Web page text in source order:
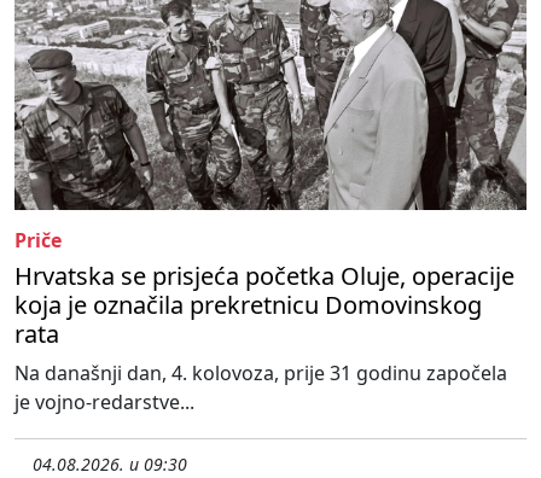
Priče
Hrvatska se prisjeća početka Oluje, operacije
koja je označila prekretnicu Domovinskog
rata
Na današnji dan, 4. kolovoza, prije 31 godinu započela
je vojno-redarstve...
04.08.2026. u 09:30